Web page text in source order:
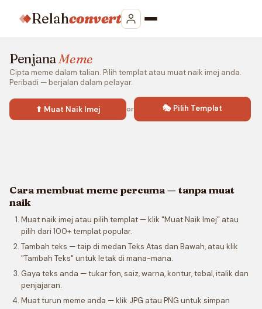
Relahconvert
PenjanaMeme
Cipta meme dalam talian. Pilih templat atau muat naik imej anda.
Peribadi — berjalan dalam pelayar.
⬆ Muat Naik Imej or 🎭 Pilih Templat
Cara membuat meme percuma — tanpa muat
naik
Muat naik imej atau pilih templat — klik "Muat Naik Imej" atau
pilih dari 100+ templat popular.
Tambah teks — taip di medan Teks Atas dan Bawah, atau klik
"Tambah Teks" untuk letak di mana-mana.
Gaya teks anda — tukar fon, saiz, warna, kontur, tebal, italik dan
penjajaran.
Muat turun meme anda — klik JPG atau PNG untuk simpan